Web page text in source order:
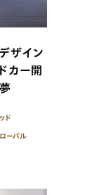
ザイン
カー開
ド
ーバル